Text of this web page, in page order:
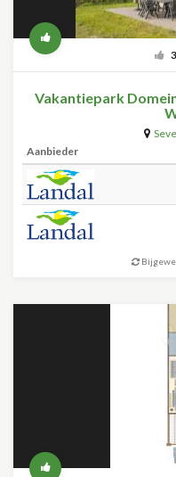
Vakantiepark
Aanbieder